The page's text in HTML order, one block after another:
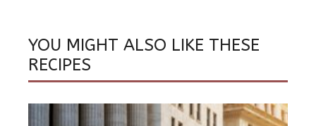
YOU MIGHT ALSO LIKE THESE
RECIPES